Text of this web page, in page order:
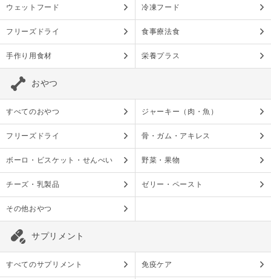
ウェットフード 冷凍フード
フリーズドライ 食事療法食
手作り用食材 栄養プラス
おやつ
すべてのおやつ ジャーキー（肉・魚）
フリーズドライ 骨・ガム・アキレス
ボーロ・ビスケット・せんべい 野菜・果物
チーズ・乳製品 ゼリー・ペースト
その他おやつ
サプリメント
すべてのサプリメント 免疫ケア